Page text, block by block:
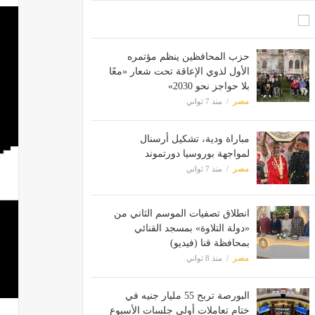
حزب المحافظين ينظم مؤتمره
الأول لذوي الإعاقة تحت شعار «معًا
بلا حواجز نحو 2030»
مصر منذ 7 ثواني
مباراة ودية، تشكيل أرسنال
لمواجهة بوروسيا دورتموند
مصر منذ 7 ثواني
انطلاق تصفيات الموسم الثاني من
«دولة التلاوة» بمسجد القنائي
بمحافظة قنا (فيديو)
مصر منذ 8 ثواني
البورصة تربح 55 مليار جنيه في
ختام تعاملات أولى جلسات الأسبوع